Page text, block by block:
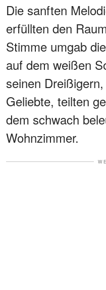
Die sanften
erfüllten den
Stimme umgab
auf dem weißen
seinen
Geliebte, teilten
dem schwach
Wohnzimmer.